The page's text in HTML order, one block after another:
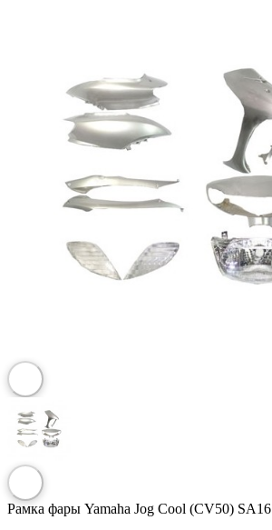
Рамка фары Yamaha Jog Cool (CV50) SA16